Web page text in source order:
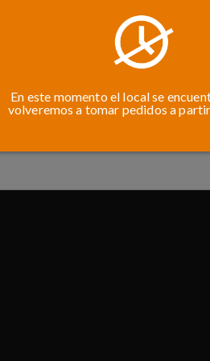
En este momento el local se
volveremos a tomar pedidos a